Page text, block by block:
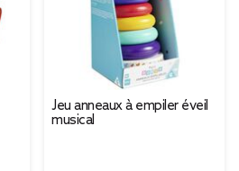
Jeu anneaux à empiler éveil
musical